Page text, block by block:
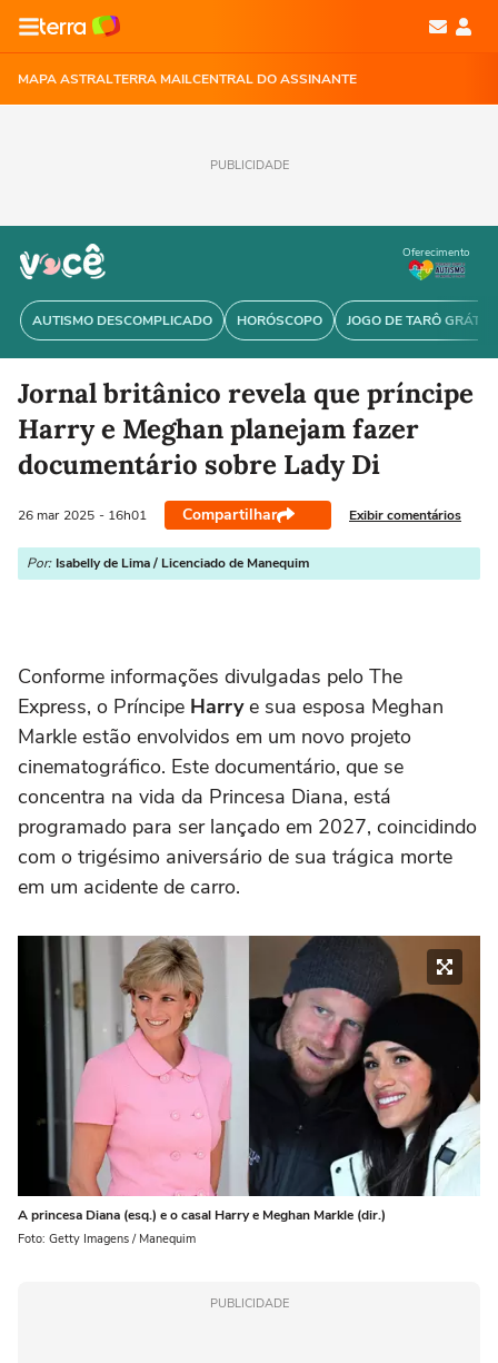
MAPA ASTRALTERRA MAILCENTRAL DO ASSINANTE
PUBLICIDADE
AUTISMO DESCOMPLICADO HORÓSCOPO JOGO DE TARÔ GRÁTIS
Oferecimento
Jornal britânico revela que príncipe
Harry e Meghan planejam fazer
documentário sobre Lady Di
26 mar 2025 - 16h01 Compartilhar Exibir comentários
Por: Isabelly de Lima / Licenciado de Manequim
Conforme informações divulgadas pelo The
Express, o Príncipe Harrye sua esposa Meghan
Markle estão envolvidos em um novo projeto
cinematográfico. Este documentário, que se
concentra na vida da Princesa Diana, está
programado para ser lançado em 2027, coincidindo
com o trigésimo aniversário de sua trágica morte
em um acidente de carro.
A princesa Diana (esq.) e o casal Harry e Meghan Markle (dir.)
Foto: Getty Imagens / Manequim
PUBLICIDADE